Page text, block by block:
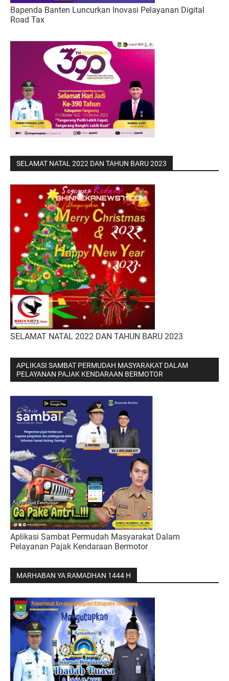
Bapenda Banten Luncurkan Inovasi Pelayanan Digital
Road Tax
SELAMAT NATAL 2022 DAN TAHUN BARU 2023
SELAMAT NATAL 2022 DAN TAHUN BARU 2023
APLIKASI SAMBAT PERMUDAH MASYARAKAT DALAM
PELAYANAN PAJAK KENDARAAN BERMOTOR
Aplikasi Sambat Permudah Masyarakat Dalam
Pelayanan Pajak Kendaraan Bermotor
MARHABAN YA RAMADHAN 1444 H